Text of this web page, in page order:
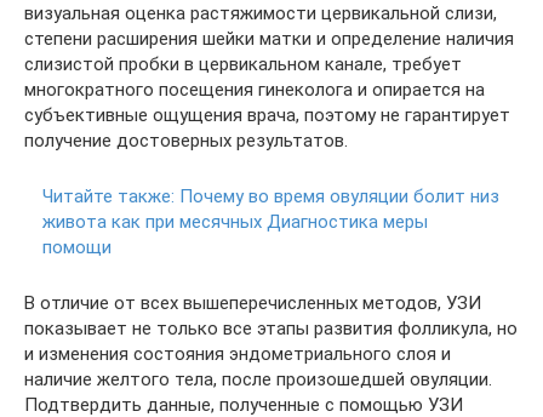
визуальная оценка растяжимости цервикальной слизи,
степени расширения шейки матки и определение наличия
слизистой пробки в цервикальном канале, требует
многократного посещения гинеколога и опирается на
субъективные ощущения врача, поэтому не гарантирует
получение достоверных результатов.
Читайте также: Почему во время овуляции болит низ
живота как при месячных Диагностика меры
помощи
В отличие от всех вышеперечисленных методов, УЗИ
показывает не только все этапы развития фолликула, но
и изменения состояния эндометриального слоя и
наличие желтого тела, после произошедшей овуляции.
Подтвердить данные, полученные с помощью УЗИ